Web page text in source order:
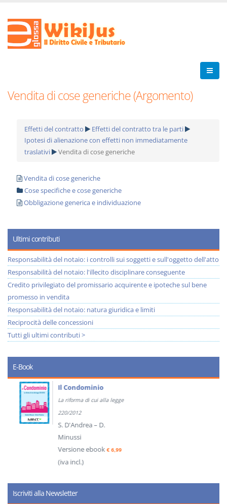
Vendita di cose generiche (Argomento)
Effetti del contratto
Effetti del contratto tra le parti
Ipotesi di alienazione con effetti non immediatamente
traslativi
Vendita di cose generiche
Vendita di cose generiche
Cose specifiche e cose generiche
Obbligazione generica e individuazione
Ultimi contributi
Responsabilità del notaio: i controlli sui soggetti e sull'oggetto dell'atto
Responsabilità del notaio: l'illecito disciplinare conseguente
Credito privilegiato del promissario acquirente e ipoteche sul bene
promesso in vendita
Responsabilità del notaio: natura giuridica e limiti
Reciprocità delle concessioni
Tutti gli ultimi contributi >
E-Book
Il Condominio
La riforma di cui alla legge
220/2012
S. D'Andrea – D.
Minussi
Versione ebook€ 6,99
(iva incl.)
Iscriviti alla Newsletter